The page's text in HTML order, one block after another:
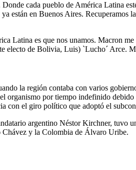
cada pueblo de América Latina
están en Buenos Aires.
Latina es que nos unamos. Macron
electo de Bolivia, Luis) `Lucho´ Arce.
la región contaba con varios
organismo por tiempo indefinido
con el giro político que adoptó el
argentino Néstor Kirchner, tuvo
y la Colombia de Álvaro Uribe.